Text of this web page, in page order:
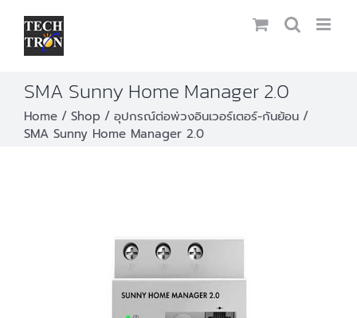
Skip
SMA Sunny Home Manager 2.0
Home Shop
อุปกรณ์ต่อพ่วงอินเวอร์เตอร์-กันย้อน
SMA Sunny Home Manager 2.0